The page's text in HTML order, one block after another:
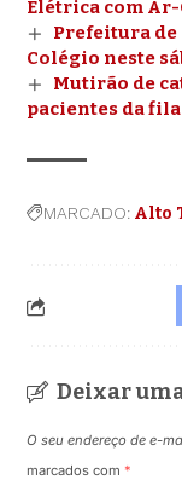
Elétrica com
Prefeitura de
Colégio neste
Mutirão de
pacientes da
MARCADO: Alto
Deixar
O seu endereço de e-
marcados com*